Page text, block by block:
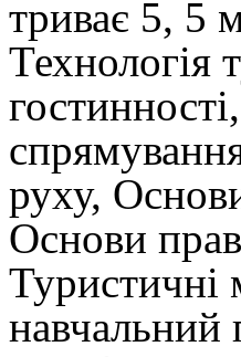
триває 5, 5
Технологія
руху,
Основи
навчальний